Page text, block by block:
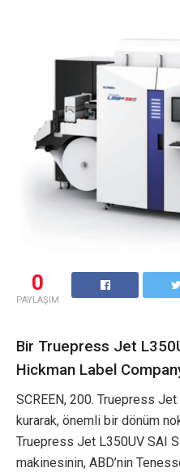
0
PAYLAŞIM
Bir Truepress Jet
Hickman Label
SCREEN, 200. Truepress
kurarak, önemli bir dönüm
Truepress Jet L350UV SAI
makinesinin, ABD’nin